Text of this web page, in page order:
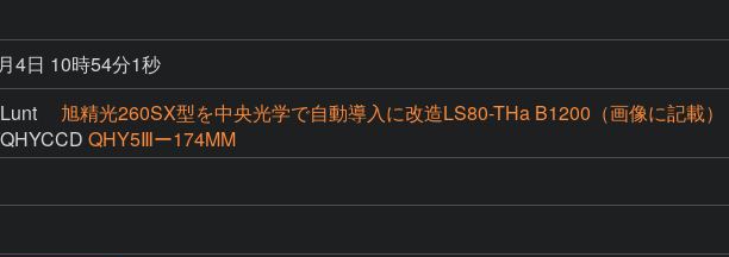
4日 10時54分1秒
旭精光260SX型を中央光学で自動導入に改造LS80-THa B1200（画像に記載）
QHY5Ⅲー174MM